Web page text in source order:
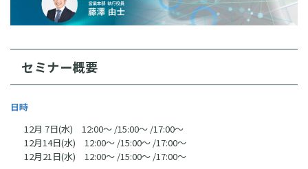
セミナー概要
日時
12月 7日(水) 12:00〜 /15:00〜 /17:00〜
12月14日(水) 12:00〜 /15:00〜 /17:00〜
12月21日(水) 12:00〜 /15:00〜 /17:00〜